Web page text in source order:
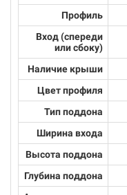
Профиль
Вход (спереди
или сбоку)
Наличие крыши
Цвет профиля
Тип поддона
Ширина входа
Высота поддона
Глубина поддона